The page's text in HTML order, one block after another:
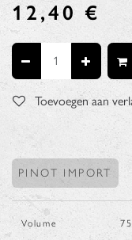
12,40 €
Toevoegen aan
PINOT IMPORT
Volume